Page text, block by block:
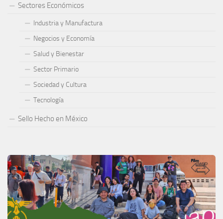
Sectores Económicos
Industria y Manufactura
Negocios y Economía
Salud y Bienestar
Sector Primario
Sociedad y Cultura
Tecnología
Sello Hecho en México